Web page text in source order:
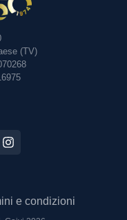
(TV)
e condizioni